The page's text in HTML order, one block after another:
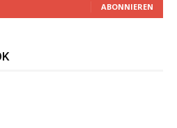
ABONNIEREN